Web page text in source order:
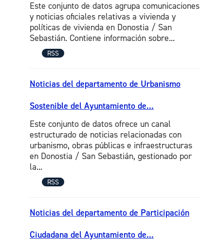
Este conjunto de datos agrupa comunicaciones
y noticias oficiales relativas a vivienda y
políticas de vivienda en Donostia / San
Sebastián. Contiene información sobre...
RSS
Noticias del departamento de Urbanismo
Sostenible del Ayuntamiento de...
Este conjunto de datos ofrece un canal
estructurado de noticias relacionadas con
urbanismo, obras públicas e infraestructuras
en Donostia / San Sebastián, gestionado por
la...
RSS
Noticias del departamento de Participación
Ciudadana del Ayuntamiento de...